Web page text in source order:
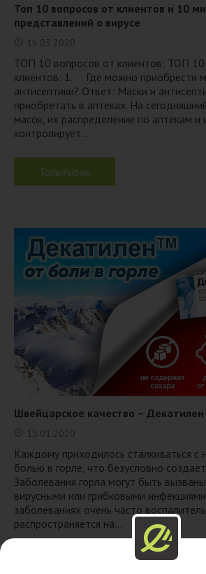
Топ 10 вопросов от клиентов и 10
представлений о вирусе
16.03.2020
ТОП 10 вопросов от клиентов: ТОП 10
клиентов: 1. Где можно приобрести
антисептики? Ответ: Маски и
приобретать в аптеках. На
масок, их распределение по аптекам и
контролирует...
Толығырақ
Швейцарское качество – Декатилен
15.01.2020
Каждому приходилось сталкиваться с
болью в горле, что безусловно
Заболевания горла могут быть
вирусными или грибковыми
заболеваниях очень часто
распространяется на...